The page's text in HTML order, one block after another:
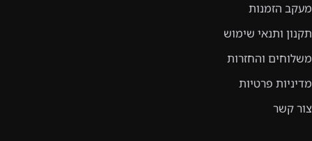
מעקב הזמנות
תקנון ותנאי שימוש
משלוחים והחזרות
מדיניות פרטיות
צור קשר